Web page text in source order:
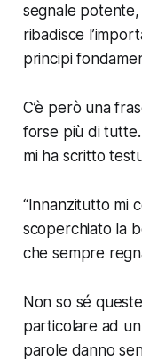
segnale
ribadisce
principi
C’è però una
forse più di
mi ha scritto
“Innanzitutto mi
scoperchiato la
che sempre
Non so sé
particolare ad
parole danno